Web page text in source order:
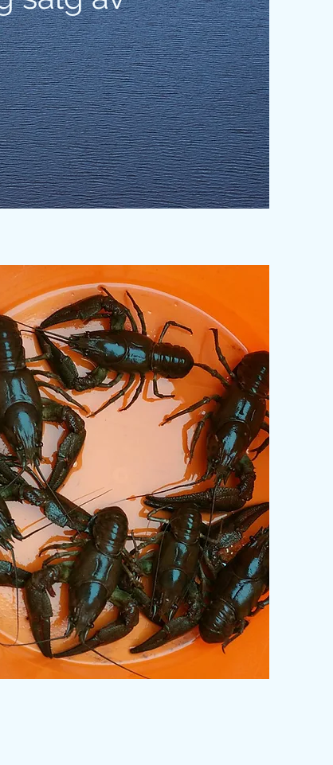
Fiskearter
Ferskvannsk
reps